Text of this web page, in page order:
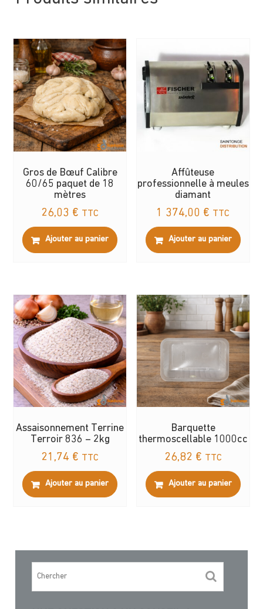
Gros de Bœuf Calibre
60/65 paquet de 18
mètres
26,03 € TTC
Ajouter au panier
Affûteuse
professionnelle à meules
diamant
1 374,00 € TTC
Ajouter au panier
Assaisonnement Terrine
Terroir 836 – 2kg
21,74 € TTC
Ajouter au panier
Barquette
thermoscellable 1000cc
26,82 € TTC
Ajouter au panier